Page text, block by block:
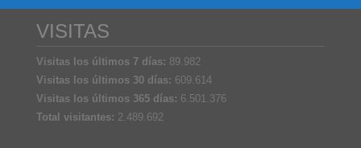
VISITAS
Visitas los últimos 7 días: 89.982
Visitas los últimos 30 días: 609.614
Visitas los últimos 365 días: 6.501.376
Total visitantes: 2.489.692